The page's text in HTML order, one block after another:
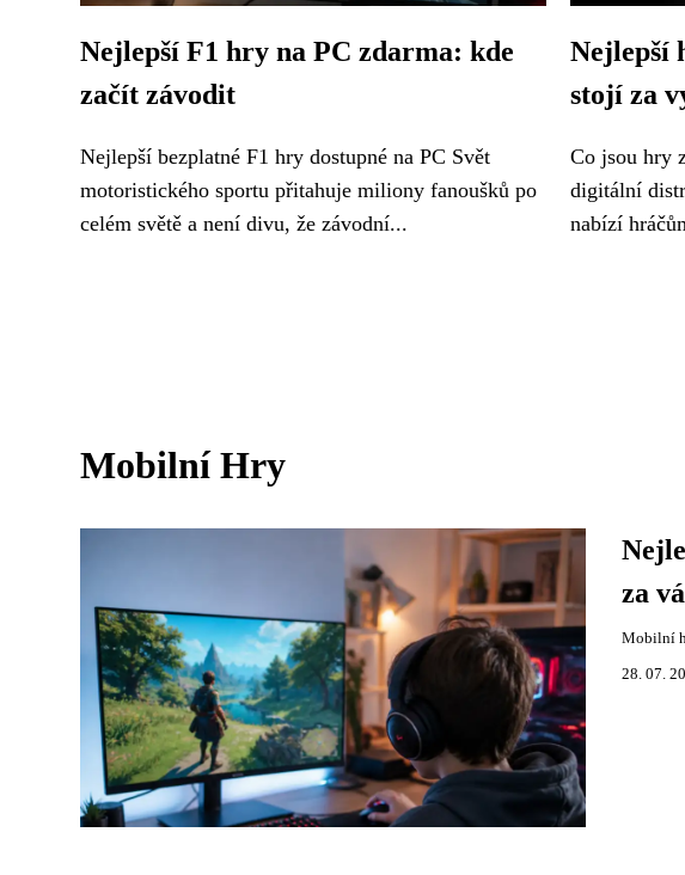
Nejlepší F1 hry na PC zdarma: kde
začít závodit
Nejlepší bezplatné F1 hry dostupné na PC Svět
motoristického sportu přitahuje miliony fanoušků po
celém světě a není divu, že závodní...
Nejlepší
stojí za
Co jsou hry
digitální
nabízí
Mobilní Hry
za
Mobilní
28. 07.